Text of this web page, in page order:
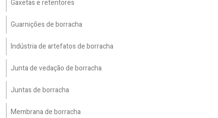
Gaxetas e retentores
Guarnições de borracha
Indústria de artefatos de borracha
Junta de vedação de borracha
Juntas de borracha
Membrana de borracha